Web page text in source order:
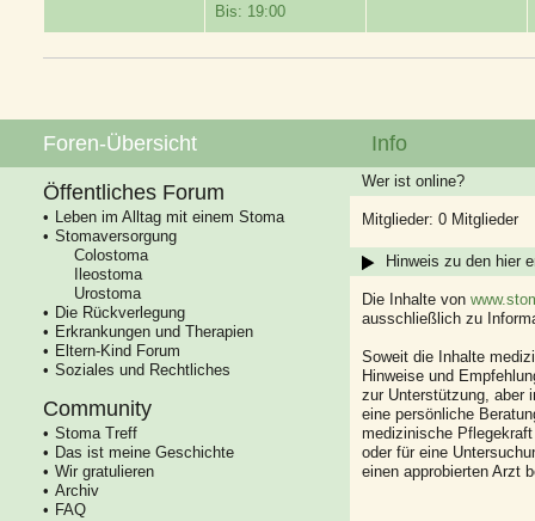
Bis: 19:00
Foren-Übersicht
Öffentliches Forum
Leben im Alltag mit einem Stoma
Stomaversorgung
Colostoma
Ileostoma
Urostoma
Die Rückverlegung
Erkrankungen und Therapien
Eltern-Kind Forum
Soziales und Rechtliches
Community
Stoma Treff
Das ist meine Geschichte
Wir gratulieren
Archiv
FAQ
Info
Wer ist online?
Mitglieder: 0 Mitglieder
Hinweis zu den hier
Die Inhalte von
ausschließlich zu
Soweit die Inhalte
Hinweise und
zur Unterstützung, aber
eine persönliche
medizinische
oder für eine
einen approbierten Arzt